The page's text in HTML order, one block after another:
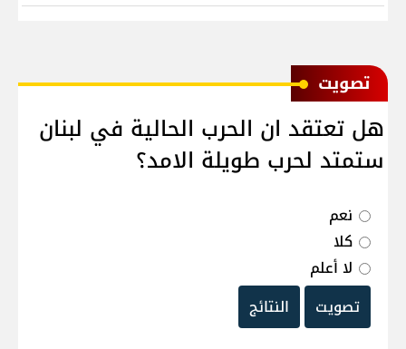
ﺗﺼﻮﻳﺖ
هل تعتقد ان الحرب الحالية في لبنان
ستمتد لحرب طويلة الامد؟
نعم
كلا
لا أعلم
تصويت
النتائج